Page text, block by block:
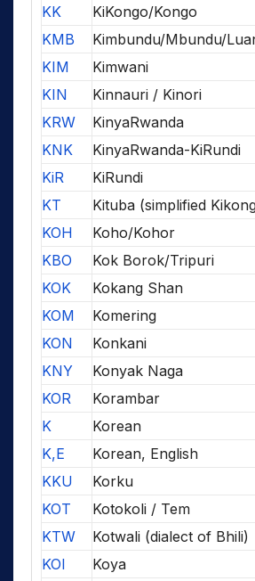
KK
KiKongo/Kongo
KMB
Kimbundu/Mbundu/
KIM
Kimwani
KIN
Kinnauri / Kinori
KRW
KinyaRwanda
KNK
KinyaRwanda-KiRundi
KiR
KiRundi
KT
Kituba (simplified
KOH
Koho/Kohor
KBO
Kok Borok/Tripuri
KOK
Kokang Shan
KOM
Komering
KON
Konkani
KNY
Konyak Naga
KOR
Korambar
K
Korean
K,E
Korean, English
KKU
Korku
KOT
Kotokoli / Tem
KTW
Kotwali (dialect of Bhili)
KOI
Koya